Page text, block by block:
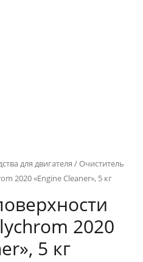
для двигателя / Очиститель
2020 «Engine Cleaner», 5 кг
2020
5 кг